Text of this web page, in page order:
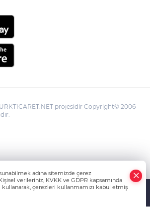
projesidir Copyright© 2006-
adına sitemizde çerez
verileriniz, KVKK ve GDPR kapsamında
çerezleri kullanmamızı kabul etmiş